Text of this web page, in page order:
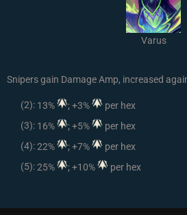
Varus
Snipers gain Damage Amp, increased
(2): 13% ; +3%
per hex
(3): 16% ; +5%
per hex
(4):22% ; +7%
per hex
(5):25% ; +10% per hex